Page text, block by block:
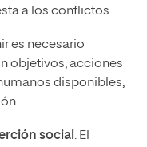
a los conflictos.
es necesario
objetivos, acciones
disponibles,
social . El